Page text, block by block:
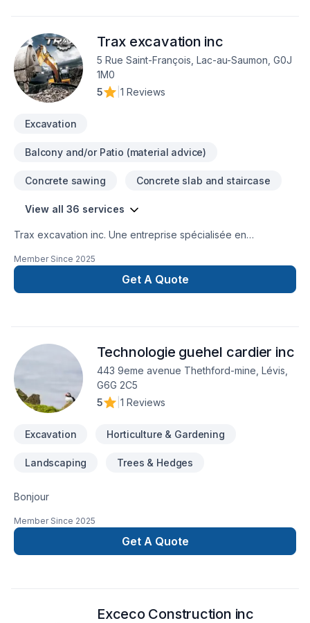
Trax excavation inc
5 Rue Saint-François, Lac-au-Saumon, G0J
1M0
5
1 Reviews
Excavation
Balcony and/or Patio (material advice)
Concrete sawing Concrete slab and staircase
View all 36 services
Trax excavation inc. Une entreprise spécialisée en
soutènement, pavés unis, travaux de béton, drain français,
imperméabilisation de fondations et aussi, ventes de produits
tels que pavés, dalles, agrégats et plus. Service rapide et
Member Since 2025
Get A Quote
Technologie guehel cardier inc
443 9eme avenue Thethford-mine, Lévis,
G6G 2C5
5
1 Reviews
Excavation Horticulture & Gardening
Landscaping Trees & Hedges
Bonjour
Member Since 2025
Get A Quote
Exceco Construction inc